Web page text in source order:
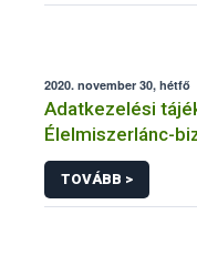
2020. november 30, hétfő
Adatkezelési
Élelmiszerlánc-
üzemeltetett
információs
adatkezeléséhez
TOVÁBB >